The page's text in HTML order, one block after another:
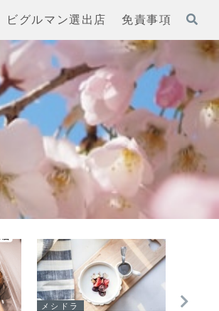
ビグルマン選出店 免責事項
メシドラ メシド